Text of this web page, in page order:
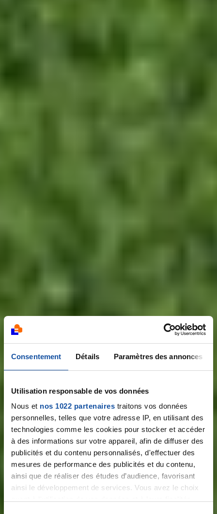
Consentement Détails Paramètres des annonces
Utilisation responsable de vos données
Nous et nos 1022 partenaires traitons vos données
personnelles, telles que votre adresse IP, en utilisant des
technologies comme les cookies pour stocker et accéder
à des informations sur votre appareil, afin de diffuser des
publicités et du contenu personnalisés, d'effectuer des
mesures de performance des publicités et du contenu,
ainsi que de réaliser des études d’audience, favorisant
ainsi le développement de services. Vous avez le choix
Plus vite que le
cancer
Notre course